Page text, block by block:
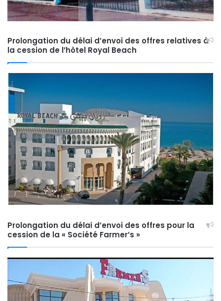
Prolongation du délai d’envoi des offres relatives à
la cession de l’hôtel Royal Beach
Prolongation du délai d’envoi des offres pour la
cession de la « Société Farmer’s »